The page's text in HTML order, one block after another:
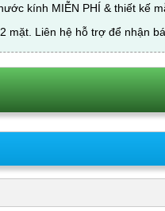
kính MIỄN PHÍ & thiết kế
mặt. Liên hệ hỗ trợ để nhận